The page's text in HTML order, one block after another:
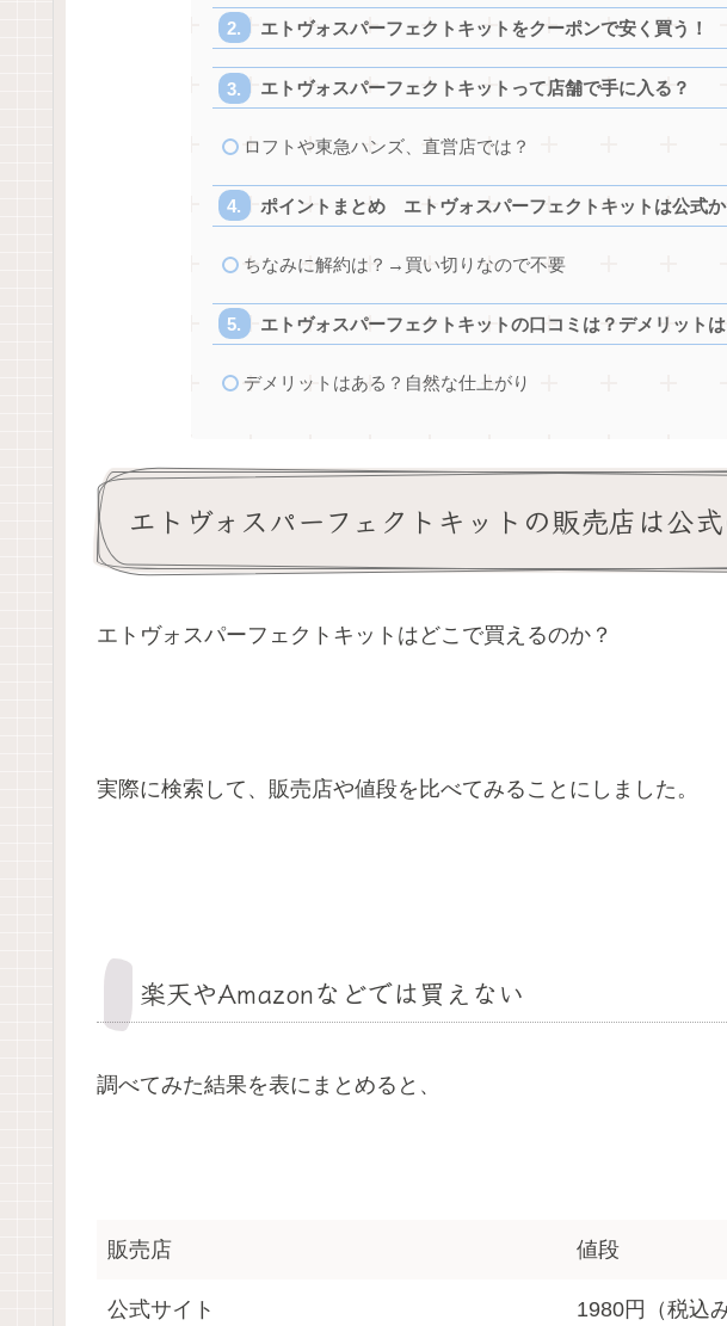
エトヴォスパーフェクトキットをクーポンで安く買う！
エトヴォスパーフェクトキットって店舗で手に入る？
ロフトや東急ハンズ、直営店では？
ポイントまとめ エトヴォスパーフェクトキットは公式
ちなみに解約は？→買い切りなので不要
エトヴォスパーフェクトキットの口コミは？デメリットは
デメリットはある？自然な仕上がり
エトヴォスパーフェクトキットの販売店は公
エトヴォスパーフェクトキットはどこで買えるのか？
実際に検索して、販売店や値段を比べてみることにしました。
楽天やAmazonなどでは買えない
調べてみた結果を表にまとめると、
販売店 値段
公式サイト 1980円（税込